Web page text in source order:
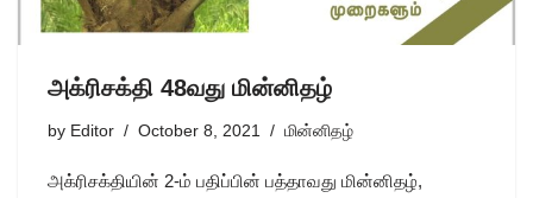
அக்ரிசக்தி 48வது மின்னிதழ்
by Editor October 8, 2021 மின்னிதழ்
அக்ரிசக்தியின் 2-ம் பதிப்பின் பத்தாவது மின்னிதழ்,